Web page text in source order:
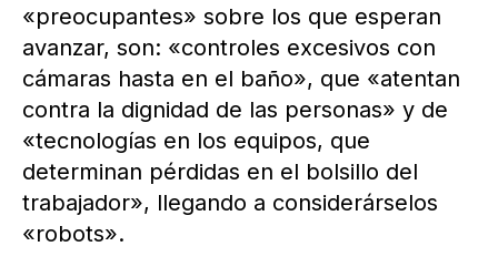
«preocupantes» sobre los que esperan
avanzar, son: «controles excesivos con
cámaras hasta en el baño», que «atentan
contra la dignidad de las personas» y de
«tecnologías en los equipos, que
determinan pérdidas en el bolsillo del
trabajador», llegando a considerárselos
«robots».